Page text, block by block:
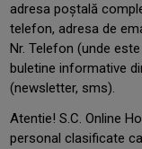
adresa poștală
telefon, adresa de
Nr. Telefon (unde
buletine informative
(newsletter, sms).
Atentie! S.C. Online
personal clasificate